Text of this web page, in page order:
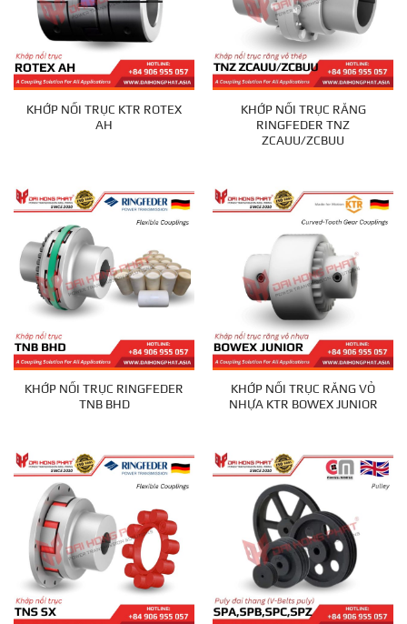
KHỚP NỐI TRỤC KTR ROTEX
AH
KHỚP NỐI TRỤC RĂNG
RINGFEDER TNZ
ZCAUU/ZCBUU
KHỚP NỐI TRỤC RINGFEDER
TNB BHD
KHỚP NỐI TRỤC RĂNG VỎ
NHỰA KTR BOWEX JUNIOR